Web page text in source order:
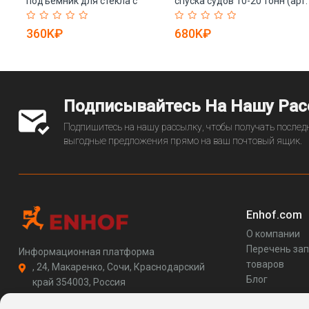
присосками (арт. 25-
19081134)
360K₽
25-19081035)
680K₽
Подписывайтесь На Нашу
Подпишитесь на нашу рассылку, чтобы получать
выгодные предложения прямо на ваш почтовый ящик.
Информационная платформа
, 24, Макаренко, Сочи, Краснодарский
край 354003, Россия
Enhof.com
О компании
Перечень
товаров
Блог